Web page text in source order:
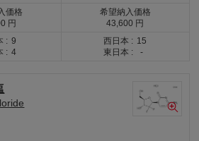
価格
円
: 9
: 4
希望納入価格
43,600 円
西日本 : 15
東日本 :
-